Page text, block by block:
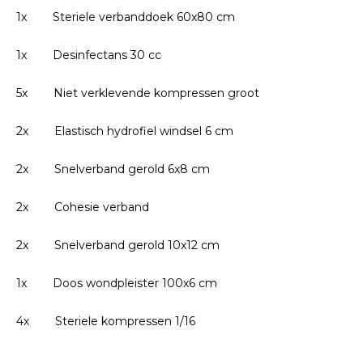
1x Steriele verbanddoek 60x80 cm
1x Desinfectans 30 cc
5x Niet verklevende kompressen groot
2x Elastisch hydrofiel windsel 6 cm
2x Snelverband gerold 6x8 cm
2x Cohesie verband
2x Snelverband gerold 10x12 cm
1x Doos wondpleister 100x6 cm
4x Steriele kompressen 1/16